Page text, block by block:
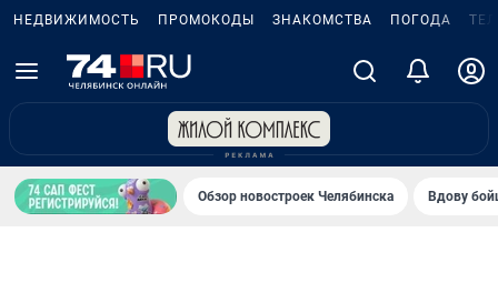
НЕДВИЖИМОСТЬ ПРОМОКОДЫ ЗНАКОМСТВА ПОГОДА
Обзор новостроек Челябинска Вдову